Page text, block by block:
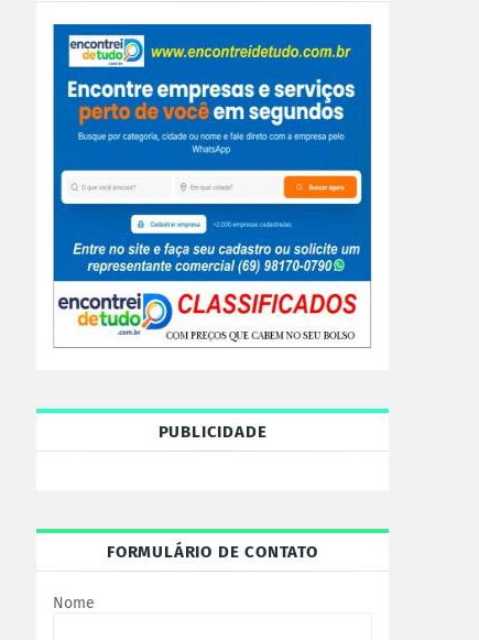
PUBLICIDADE
FORMULÁRIO DE CONTATO
Nome